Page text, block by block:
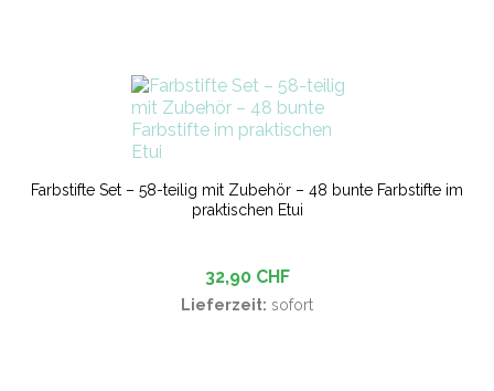
Farbstifte Set – 58-teilig mit Zubehör – 48 bunte Farbstifte im
praktischen Etui
32,90 CHF
Lieferzeit: sofort